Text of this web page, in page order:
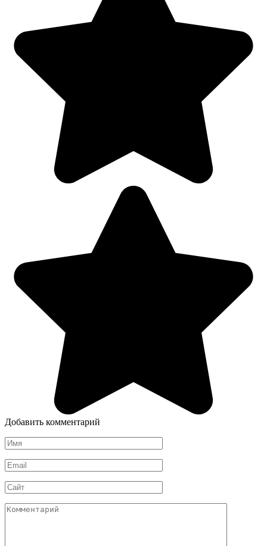
Добавить комментарий
Имя
*
Email
*
Сайт
Комментарий